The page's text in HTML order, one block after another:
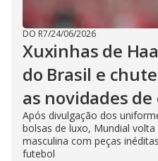
DO R7/24/06/2026
Xuxinhas de
do Brasil e
as novidades
Após divulgação dos
bolsas de luxo, Mundial
masculina com peças
futebol